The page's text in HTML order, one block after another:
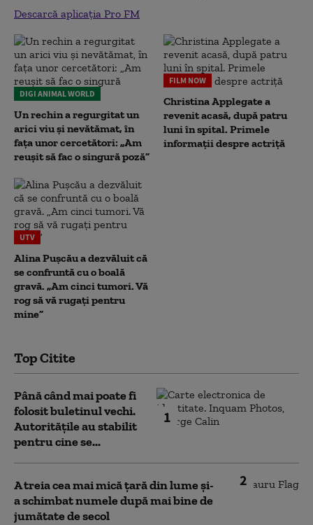
Descarcă aplicația Pro FM
DIGI ANIMAL WORLD
Un rechin a regurgitat un
arici viu și nevătămat, în
fața unor cercetători: „Am
reușit să fac o singură poză”
FILM NOW
Christina Applegate a
revenit acasă, după patru
luni în spital. Primele
informații despre actriță
UTV
Alina Pușcău a dezvăluit că
se confruntă cu o boală
gravă. „Am cinci tumori. Vă
rog să vă rugați pentru
mine”
Top Citite
1
Până când mai poate fi
folosit buletinul vechi.
Autoritățile au stabilit
pentru cine se...
2
A treia cea mai mică țară din lume și-
a schimbat numele după mai bine de
jumătate de secol